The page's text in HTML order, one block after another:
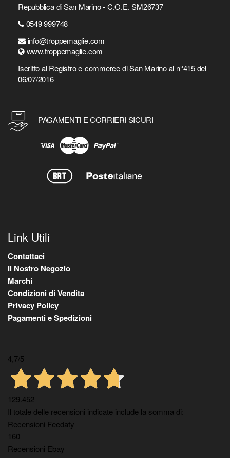
Repubblica di San Marino - C.O.E. SM26737
0549 999748
info@troppemaglie.com
www.troppemaglie.com
Iscritto al Registro e-commerce di San Marino al n°415 del
06/07/2016
PAGAMENTI E CORRIERI SICURI
Link Utili
Contattaci
Il Nostro Negozio
Marchi
Condizioni di Vendita
Privacy Policy
Pagamenti e Spedizioni
4,7/5
129.452
Il totale delle recensioni indicate include la somma di:
Recensioni Feedaty
160
Recensioni Ebay